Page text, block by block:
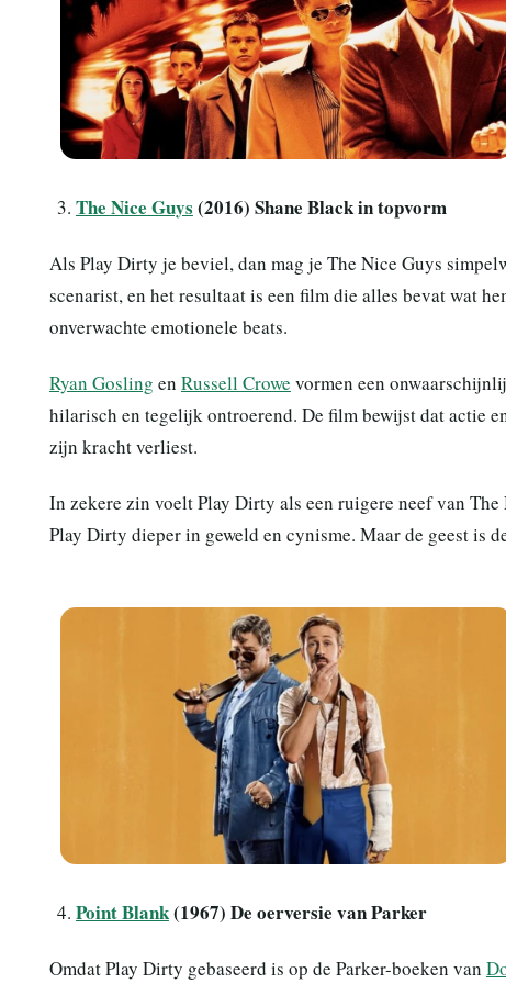
The Nice Guys (2016) Shane Black in topvorm
Als Play Dirty je beviel, dan mag je The Nice Guys
scenarist, en het resultaat is een film die alles bevat wat
onverwachte emotionele beats.
Ryan Gosling en Russell Crowe vormen een
hilarisch en tegelijk ontroerend. De film bewijst dat actie
zijn kracht verliest.
In zekere zin voelt Play Dirty als een ruigere neef van
Play Dirty dieper in geweld en cynisme. Maar de geest is
Point Blank(1967) De oerversie van Parker
Omdat Play Dirty gebaseerd is op de Parker-boeken van